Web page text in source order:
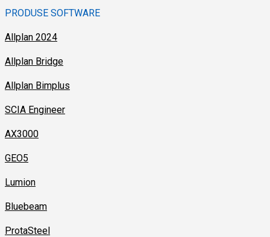
PRODUSE SOFTWARE
Allplan 2024
Allplan Bridge
Allplan Bimplus
SCIA Engineer
AX3000
GEO5
Lumion
Bluebeam
ProtaSteel